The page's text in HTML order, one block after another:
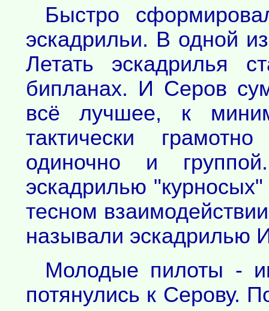
Быстро
эскадрильи. В одной
Летать эскадрилья
бипланах. И Серов
всё лучшее, к
тактически
одиночно и
эскадрилью
тесном
называли эскадрилью
Молодые пилоты -
потянулись к Серову.